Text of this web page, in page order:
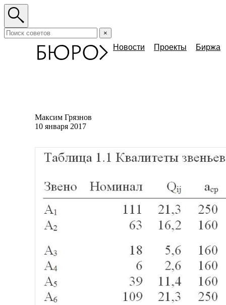
×
Новости Проекты Биржа
Максим Грязнов
10 января 2017